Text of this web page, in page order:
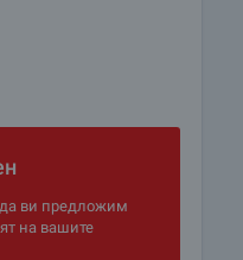
ви предложим
на вашите